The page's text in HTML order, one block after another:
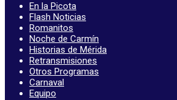
En la Picota
Flash Noticias
Romanitos
Noche de Carmín
Historias de Mérida
Retransmisiones
Otros Programas
Carnaval
Equipo